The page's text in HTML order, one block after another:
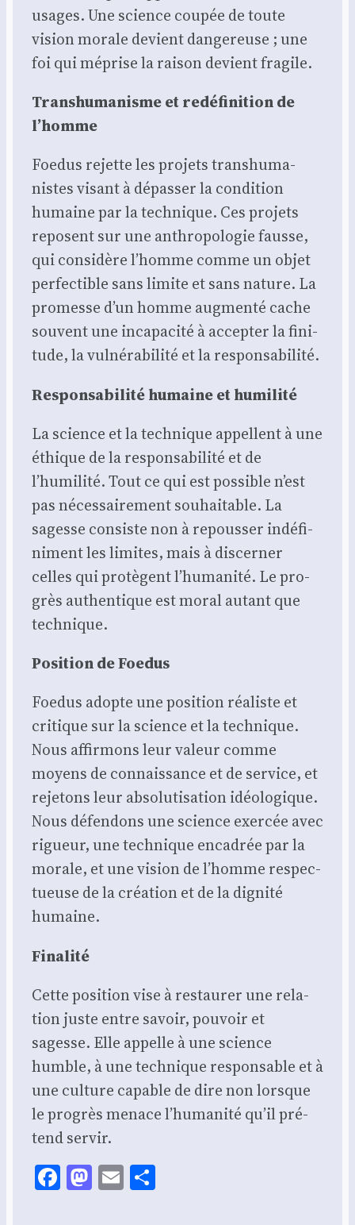
usages. Une science cou­pée de toute
vision morale devient dan­ge­reuse ; une
foi qui méprise la rai­son devient fra­gile.
Trans­hu­ma­nisme et redé­fi­ni­tion de
l’homme
Foe­dus rejette les pro­jets trans­hu­ma­
nistes visant à dépas­ser la condi­tion
humaine par la tech­nique. Ces pro­jets
reposent sur une anthro­po­lo­gie fausse,
qui consi­dère l’homme comme un objet
per­fec­tible sans limite et sans nature. La
pro­messe d’un homme aug­men­té cache
sou­vent une inca­pa­ci­té à accep­ter la fini­
tude, la vul­né­ra­bi­li­té et la res­pon­sa­bi­li­té.
Res­pon­sa­bi­li­té humaine et humi­li­té
La science et la tech­nique appellent à une
éthique de la res­pon­sa­bi­li­té et de
l’humilité. Tout ce qui est pos­sible n’est
pas néces­sai­re­ment sou­hai­table. La
sagesse consiste non à repous­ser indé­fi­
ni­ment les limites, mais à dis­cer­ner
celles qui pro­tègent l’humanité. Le pro­
grès authen­tique est moral autant que
tech­nique.
Posi­tion de Foe­dus
Foe­dus adopte une posi­tion réa­liste et
cri­tique sur la science et la tech­nique.
Nous affir­mons leur valeur comme
moyens de connais­sance et de ser­vice, et
reje­tons leur abso­lu­ti­sa­tion idéo­lo­gique.
Nous défen­dons une science exer­cée avec
rigueur, une tech­nique enca­drée par la
morale, et une vision de l’homme res­pec­
tueuse de la créa­tion et de la digni­té
humaine.
Fina­li­té
Cette posi­tion vise à res­tau­rer une rela­
tion juste entre savoir, pou­voir et
sagesse. Elle appelle à une science
humble, à une tech­nique res­pon­sable et à
une culture capable de dire non lorsque
le pro­grès menace l’humanité qu’il pré­
tend ser­vir.
Facebook
Mastodon
Email